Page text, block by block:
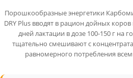
Порошкообразные энергетики
DRY Plus вводят в рацион дойных
дней лактации в дозе 100-150 г на
тщательно смешивают с
равномерного потребления